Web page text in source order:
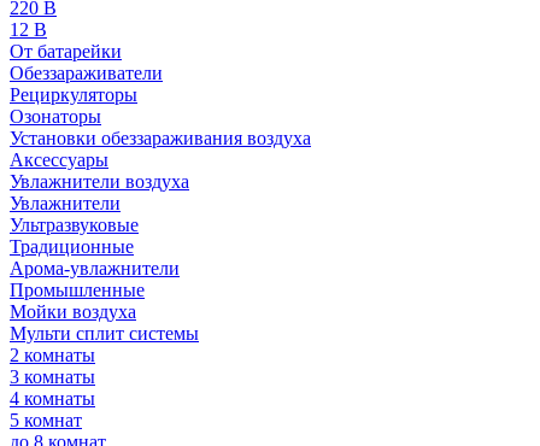
220 В
12 В
От батарейки
Обеззараживатели
Рециркуляторы
Озонаторы
Установки обеззараживания воздуха
Аксессуары
Увлажнители воздуха
Увлажнители
Ультразвуковые
Традиционные
Арома-увлажнители
Промышленные
Мойки воздуха
Мульти сплит системы
2 комнаты
3 комнаты
4 комнаты
5 комнат
до 8 комнат